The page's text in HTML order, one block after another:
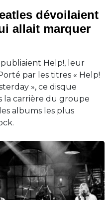
dévoilaient
allait marquer
publiaient Help!, leur
par les titres « Help!
», ce disque
carrière du groupe
albums les plus